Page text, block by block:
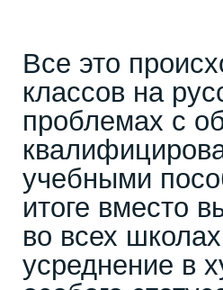
Все это
классов на
проблемах с
учебными
итоге вместо
во всех
усреднение в